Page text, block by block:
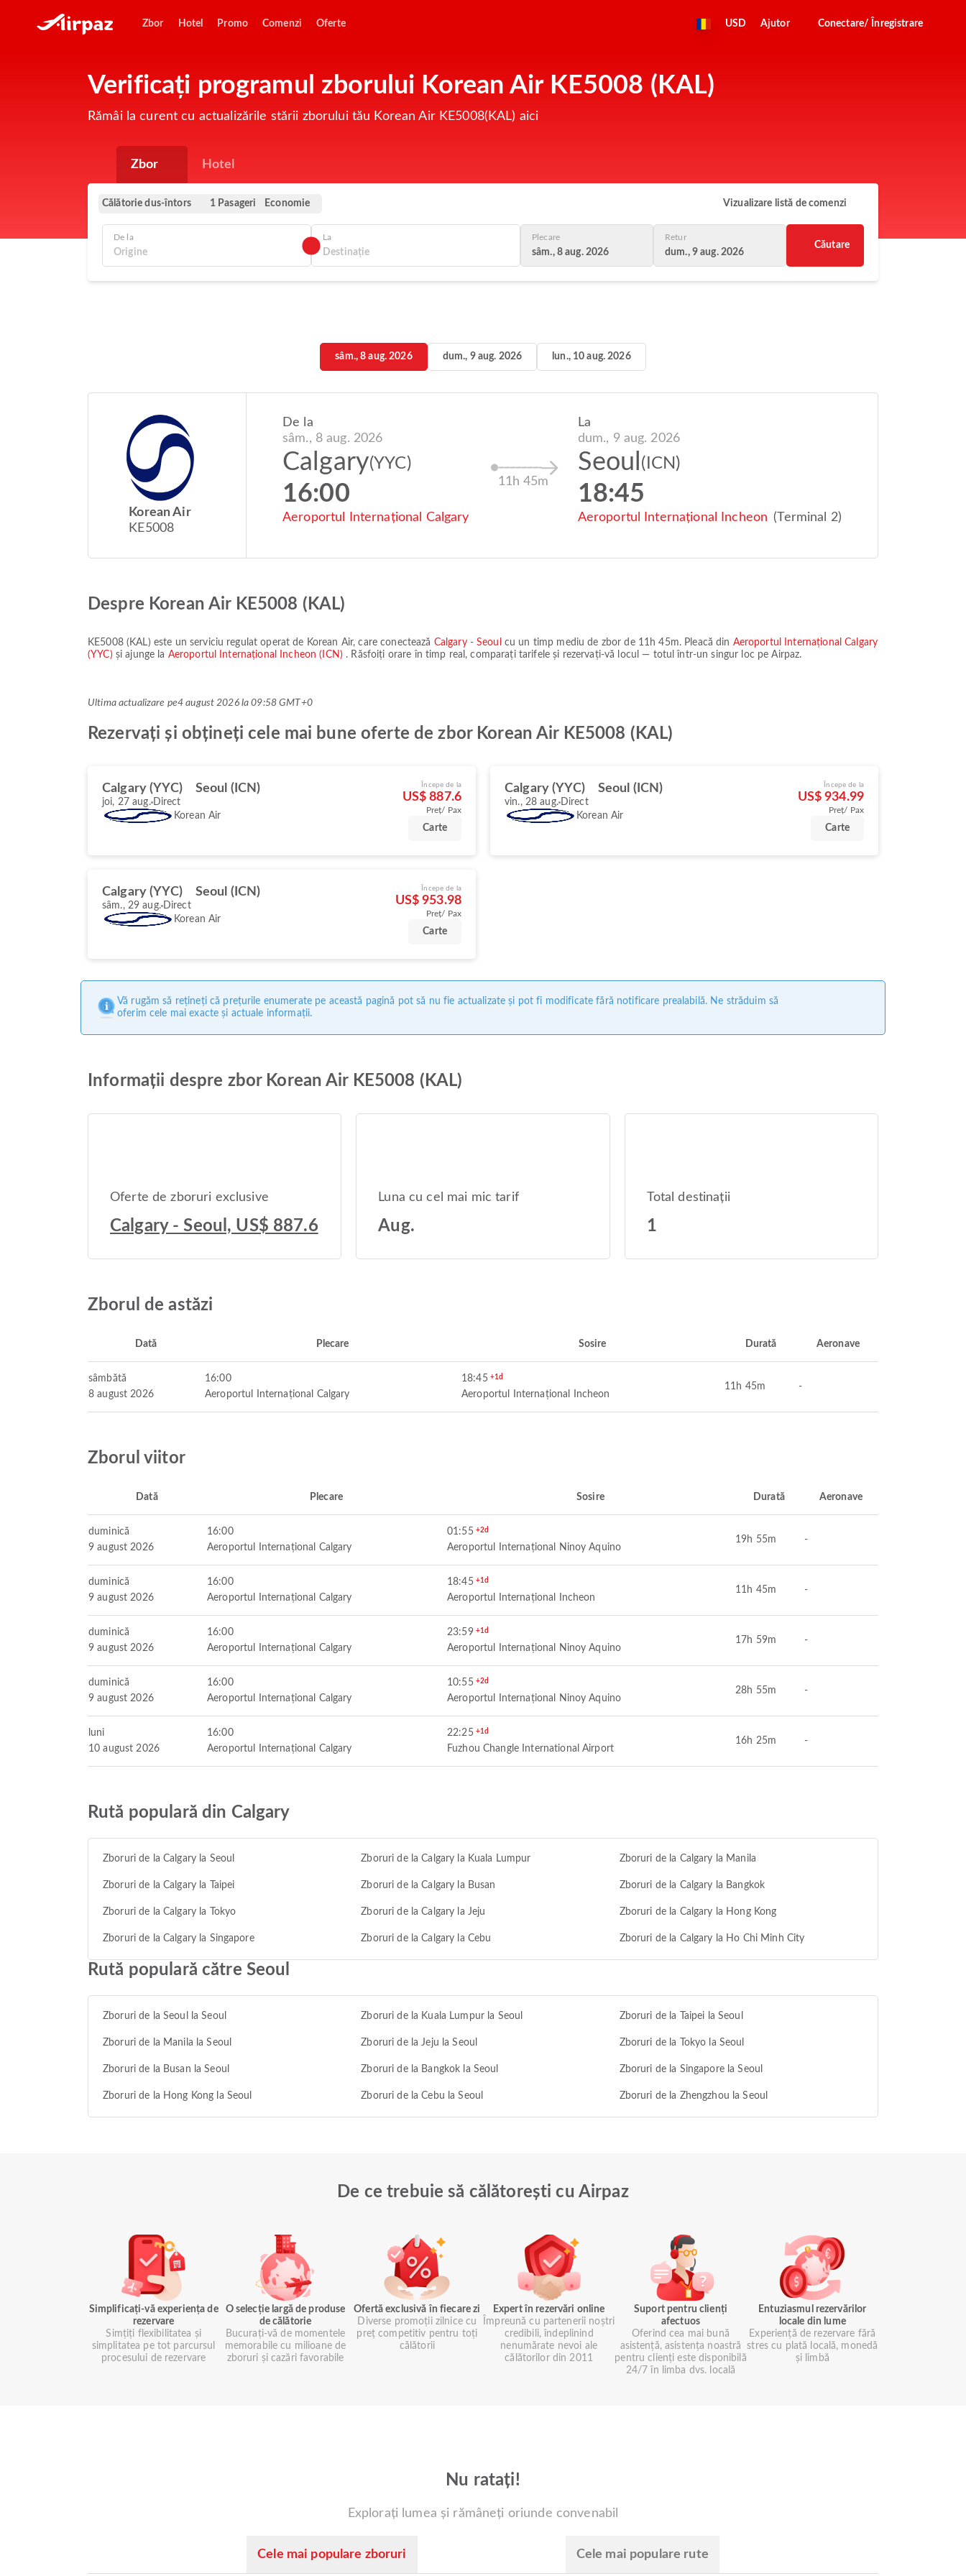
Zbor Hotel Promo Comenzi Oferte USD Ajutor Conectare/ Înregistrare
Verificați programul zborului Korean Air KE5008 (KAL)
Rămâi la curent cu actualizările stării zborului tău Korean Air KE5008(KAL) aici
Zbor Hotel
Călătorie dus-întors 1 Pasageri Economie Vizualizare listă de comenzi
De la La Plecare
sâm., 8 aug. 2026
Retur
dum., 9 aug. 2026
Căutare
sâm., 8 aug. 2026 dum., 9 aug. 2026 lun., 10 aug. 2026
Korean Air
KE5008
De la
sâm., 8 aug. 2026
Calgary(YYC)
16:00
Aeroportul Internațional Calgary
11h 45m
La
dum., 9 aug. 2026
Seoul (ICN)
18:45
Aeroportul Internațional Incheon (Terminal 2)
Despre Korean Air KE5008 (KAL)
KE5008( KAL) este un serviciu regulat operat de Korean Air, care conectează Calgary - Seoul cu un timp mediu de zbor de 11h 45m. Pleacă din Aeroportul Internațional Calgary
(YYC) și ajunge la Aeroportul Internațional Incheon (ICN) . Răsfoiți orare în timp real, comparați tarifele și rezervați-vă locul — totul într-un singur loc pe Airpaz.
Ultima actualizare pe4 august 2026 la 09:58 GMT+0
Rezervați și obțineți cele mai bune oferte de zbor Korean Air KE5008 (KAL)
Calgary (YYC) Seoul (ICN)
joi, 27 aug. Direct
Korean Air
Începe de la
US$ 887.6
Preț/ Pax
Carte
Calgary (YYC) Seoul (ICN)
vin., 28 aug. Direct
Korean Air
Începe de la
US$ 934.99
Preț/ Pax
Carte
Calgary (YYC) Seoul (ICN)
sâm., 29 aug. Direct
Korean Air
Începe de la
US$ 953.98
Preț/ Pax
Carte
Vă rugăm să rețineți că prețurile enumerate pe această pagină pot să nu fie actualizate și pot fi modificate fără notificare prealabilă. Ne străduim să
oferim cele mai exacte și actuale informații.
Informații despre zbor Korean Air KE5008 (KAL)
Oferte de zboruri exclusive
Calgary - Seoul, US$ 887.6
Luna cu cel mai mic tarif
Aug.
Total destinații
1
Zborul de astăzi
Dată Plecare Sosire Durată Aeronave
sâmbătă
8 august 2026
16:00
Aeroportul Internațional Calgary
18:45 +1d
Aeroportul Internațional Incheon
11h 45m -
Zborul viitor
Dată Plecare Sosire Durată Aeronave
duminică
9 august 2026
16:00
Aeroportul Internațional Calgary
01:55 +2d
Aeroportul Internațional Ninoy Aquino
19h 55m -
duminică
9 august 2026
16:00
Aeroportul Internațional Calgary
18:45 +1d
Aeroportul Internațional Incheon
11h 45m -
duminică
9 august 2026
16:00
Aeroportul Internațional Calgary
23:59 +1d
Aeroportul Internațional Ninoy Aquino
17h 59m -
duminică
9 august 2026
16:00
Aeroportul Internațional Calgary
10:55 +2d
Aeroportul Internațional Ninoy Aquino
28h 55m -
luni
10 august 2026
16:00
Aeroportul Internațional Calgary
22:25 +1d
Fuzhou Changle International Airport
16h 25m -
Rută populară din Calgary
Zboruri de la Calgary la Seoul Zboruri de la Calgary la Kuala Lumpur Zboruri de la Calgary la Manila
Zboruri de la Calgary la Taipei Zboruri de la Calgary la Busan Zboruri de la Calgary la Bangkok
Zboruri de la Calgary la Tokyo Zboruri de la Calgary la Jeju Zboruri de la Calgary la Hong Kong
Zboruri de la Calgary la Singapore Zboruri de la Calgary la Cebu Zboruri de la Calgary la Ho Chi Minh City
Rută populară către Seoul
Zboruri de la Seoul la Seoul Zboruri de la Kuala Lumpur la Seoul Zboruri de la Taipei la Seoul
Zboruri de la Manila la Seoul Zboruri de la Jeju la Seoul Zboruri de la Tokyo la Seoul
Zboruri de la Busan la Seoul Zboruri de la Bangkok la Seoul Zboruri de la Singapore la Seoul
Zboruri de la Hong Kong la Seoul Zboruri de la Cebu la Seoul Zboruri de la Zhengzhou la Seoul
De ce trebuie să călătorești cu Airpaz
Simplificați-vă experiența de
rezervare
Simțiți flexibilitatea și
simplitatea pe tot parcursul
procesului de rezervare
O selecție largă de produse
de călătorie
Bucurați-vă de momentele
memorabile cu milioane de
zboruri și cazări favorabile
Ofertă exclusivă în fiecare zi
Diverse promoții zilnice cu
preț competitiv pentru toți
călătorii
Expert în rezervări online
Împreună cu partenerii noștri
credibili, îndeplinind
nenumărate nevoi ale
călătorilor din 2011
Suport pentru clienți
afectuos
Oferind cea mai bună
asistență, asistența noastră
pentru clienți este disponibilă
24/7 în limba dvs. locală
Entuziasmul rezervărilor
locale din lume
Experiență de rezervare fără
stres cu plată locală, monedă
și limbă
Nu ratați!
Explorați lumea și rămâneți oriunde convenabil
Cele mai populare zboruri Cele mai populare rute